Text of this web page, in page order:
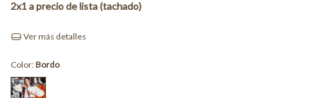
Ver más detalles
Color:Bordo